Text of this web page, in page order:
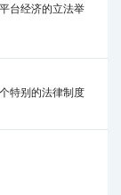
台经济的立法举
特别的法律制度